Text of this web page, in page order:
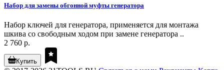
Набор для замены обгонной муфты генератора
Набор ключей для генератора, применяется для монтажа
шкива со свободным ходом при замене генератора ..
2 760 р.
Купить